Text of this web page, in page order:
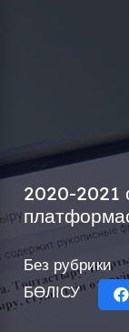
2020-2021
Без рубрики
БӨЛІСУ